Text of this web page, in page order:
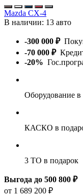
Mazda CX-4
В наличии: 13 авто
-300 000 ₽
-70 000 ₽
-20%
Оборудование в
КАСКО в
3 ТО в подарок
Выгода до 500 800 ₽
от 1 689 200 ₽